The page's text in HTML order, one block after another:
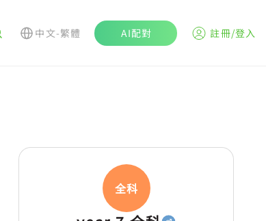
中文-繁體 AI配對 註冊/登入
全科